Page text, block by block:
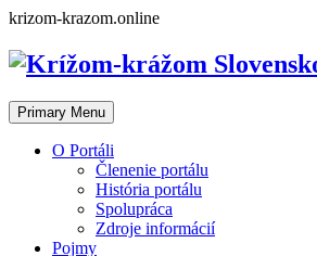
Skip
content
krizom-krazom.online
Primary Menu
O Portáli
Členenie portálu
História portálu
Spolupráca
Zdroje informácií
Pojmy